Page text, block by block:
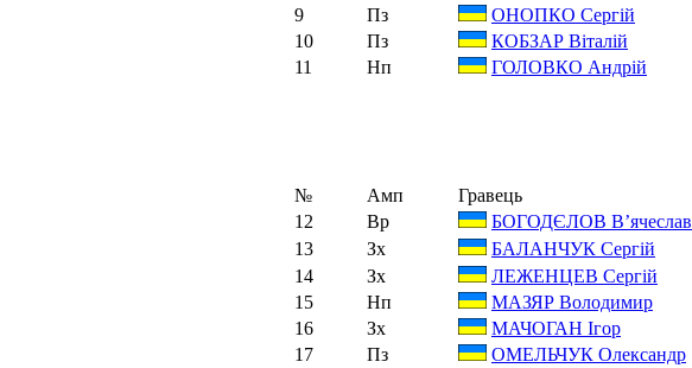
9 Пз
ОНОПКО Сергій
10 Пз
КОБЗАР Віталій
11 Нп ГОЛОВКО Андрій
№ Амп
Гравець
12 Вр
БОГОДЄЛОВ В’ячеслав
13 Зх
БАЛАНЧУК Сергій
14 Зх
ЛЕЖЕНЦЕВ Сергій
15 Нп
МАЗЯР Володимир
16 Зх
МАЧОГАН Ігор
17 Пз
ОМЕЛЬЧУК Олександр